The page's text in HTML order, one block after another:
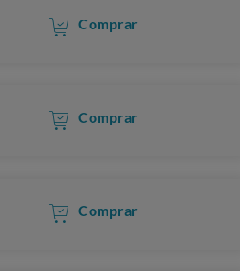
Comprar
Comprar
Comprar